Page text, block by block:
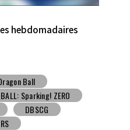
hebdomadaires
Dragon Ball
V Jump
BALL SUPER DIVERS
３